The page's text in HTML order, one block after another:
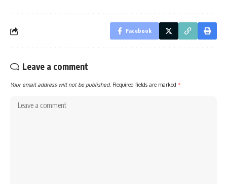
Facebook
Leave a comment
Your email address will not be published. Required fields are marked *